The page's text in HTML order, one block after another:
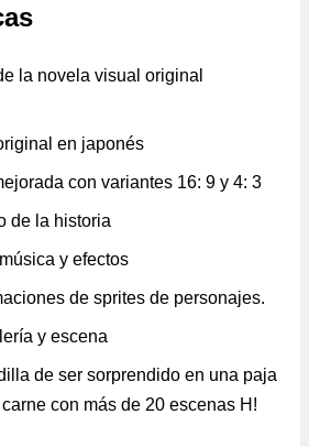
la novela visual original
en japonés
con variantes 16: 9 y 4: 3
de la historia
y efectos
de sprites de personajes.
y escena
de ser sorprendido en una paja
con más de 20 escenas H!